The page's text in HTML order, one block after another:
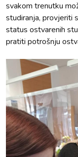
svakom trenutku
studiranja, provjeriti
status ostvarenih
pratiti potrošnju